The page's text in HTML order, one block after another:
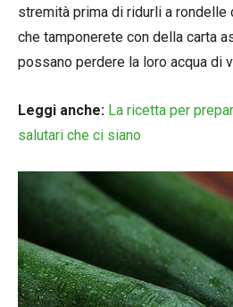
stremità prima di ridurli a
che tamponerete con della carta
possano perdere la loro acqua di
Leggi anche: La ricetta per
salutari che ci siano